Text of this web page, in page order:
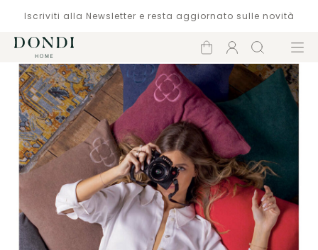
Iscriviti alla Newsletter e resta aggiornato sulle novità
Carrello
Account
Cerca Menù